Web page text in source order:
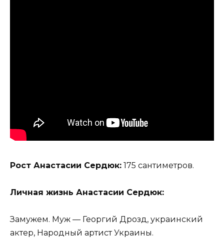
Рост Анастасии Сердюк: 175 сантиметров.
Личная жизнь Анастасии Сердюк:
Замужем. Муж — Георгий Дрозд, украинский
актер, Народный артист Украины.